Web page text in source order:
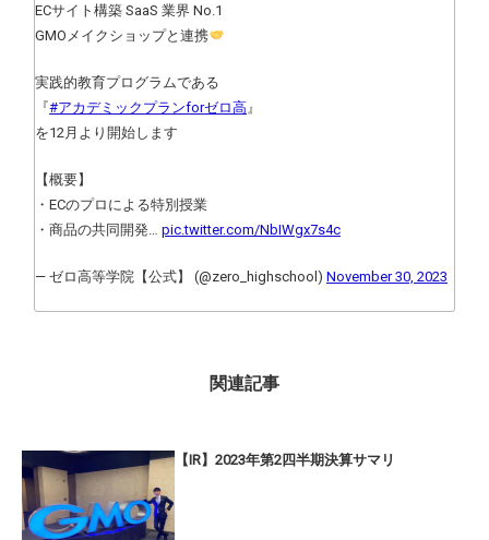
ECサイト構築 SaaS 業界 No.1
GMOメイクショップと連携
実践的教育プログラムである
『#アカデミックプランforゼロ高 』
を12月より開始します
【概要】
・ECのプロによる特別授業
・商品の共同開発… pic.twitter.com/NbIWgx7s4c
— ゼロ高等学院【公式】 (@zero_highschool) November 30, 2023
関連記事
【IR】2023年第2四半期決算サマリ